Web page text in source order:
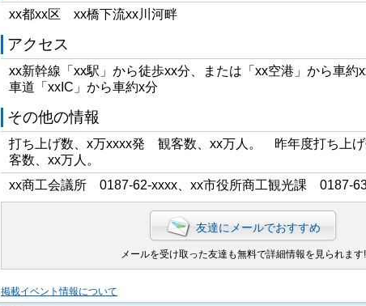
xx都xx区 xx橋下流xx川河畔
アクセス
xx新幹線「xx駅」から徒歩xx分、または「xx空港」から車約
車道「xxIC」から車約x分
その他の情報
打ち上げ数、x万xxxx発 観客数、xx万人。 昨年度打ち上
客数、xx万人。
xx商工会議所 0187-62-xxxx、xx市役所商工観光課 0187-
友達にメールでおすすめ
メールを受け取った友達も無料で詳細情報を見られます!
掲載イベント情報について